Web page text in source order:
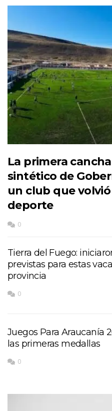
La primera
sintético de
un club que
deporte
0
Tierra del Fuego:
previstas para estas
provincia
0
Juegos Para Araucanía
las primeras medallas
0